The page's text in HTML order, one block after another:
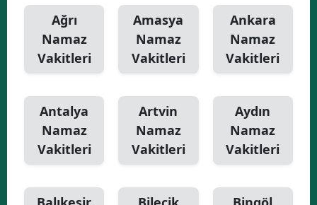
Ağrı
Namaz
Vakitleri
Amasya
Namaz
Vakitleri
Ankara
Namaz
Vakitleri
Antalya
Namaz
Vakitleri
Artvin
Namaz
Vakitleri
Aydın
Namaz
Vakitleri